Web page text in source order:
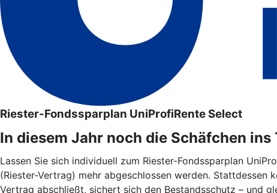
Riester-Fondssparplan UniProfiRente Select
In diesem Jahr noch die Schäfchen ins
Lassen Sie sich individuell zum Riester-Fondssparplan
(Riester-Vertrag) mehr abgeschlossen werden.
Vertrag abschließt, sichert sich den Bestandsschutz – und